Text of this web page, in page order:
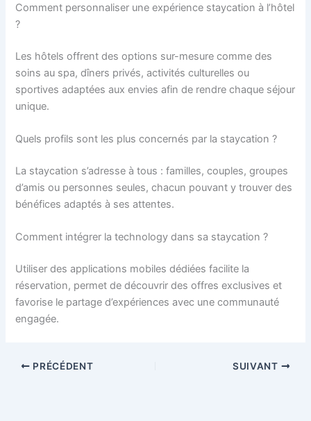
Comment personnaliser une expérience staycation à l’hôtel
?
Les hôtels offrent des options sur-mesure comme des
soins au spa, dîners privés, activités culturelles ou
sportives adaptées aux envies afin de rendre chaque séjour
unique.
Quels profils sont les plus concernés par la staycation ?
La staycation s’adresse à tous : familles, couples, groupes
d’amis ou personnes seules, chacun pouvant y trouver des
bénéfices adaptés à ses attentes.
Comment intégrer la technology dans sa staycation ?
Utiliser des applications mobiles dédiées facilite la
réservation, permet de découvrir des offres exclusives et
favorise le partage d’expériences avec une communauté
engagée.
PRÉCÉDENT SUIVANT